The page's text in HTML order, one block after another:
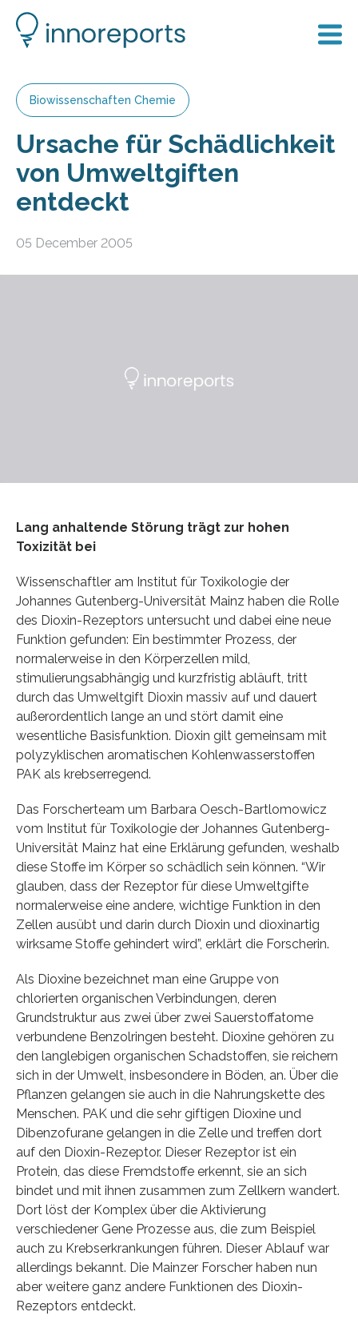
Biowissenschaften Chemie
Ursache für Schädlichkeit
von Umweltgiften
entdeckt
05 December 2005
Lang anhaltende Störung trägt zur hohen
Toxizität bei
Wissenschaftler am Institut für Toxikologie der
Johannes Gutenberg-Universität Mainz haben die Rolle
des Dioxin-Rezeptors untersucht und dabei eine neue
Funktion gefunden: Ein bestimmter Prozess, der
normalerweise in den Körperzellen mild,
stimulierungsabhängig und kurzfristig abläuft, tritt
durch das Umweltgift Dioxin massiv auf und dauert
außerordentlich lange an und stört damit eine
wesentliche Basisfunktion. Dioxin gilt gemeinsam mit
polyzyklischen aromatischen Kohlenwasserstoffen
PAK als krebserregend.
Das Forscherteam um Barbara Oesch-Bartlomowicz
vom Institut für Toxikologie der Johannes Gutenberg-
Universität Mainz hat eine Erklärung gefunden, weshalb
diese Stoffe im Körper so schädlich sein können. “Wir
glauben, dass der Rezeptor für diese Umweltgifte
normalerweise eine andere, wichtige Funktion in den
Zellen ausübt und darin durch Dioxin und dioxinartig
wirksame Stoffe gehindert wird”, erklärt die Forscherin.
Als Dioxine bezeichnet man eine Gruppe von
chlorierten organischen Verbindungen, deren
Grundstruktur aus zwei über zwei Sauerstoffatome
verbundene Benzolringen besteht. Dioxine gehören zu
den langlebigen organischen Schadstoffen, sie reichern
sich in der Umwelt, insbesondere in Böden, an. Über die
Pflanzen gelangen sie auch in die Nahrungskette des
Menschen. PAK und die sehr giftigen Dioxine und
Dibenzofurane gelangen in die Zelle und treffen dort
auf den Dioxin-Rezeptor. Dieser Rezeptor ist ein
Protein, das diese Fremdstoffe erkennt, sie an sich
bindet und mit ihnen zusammen zum Zellkern wandert.
Dort löst der Komplex über die Aktivierung
verschiedener Gene Prozesse aus, die zum Beispiel
auch zu Krebserkrankungen führen. Dieser Ablauf war
allerdings bekannt. Die Mainzer Forscher haben nun
aber weitere ganz andere Funktionen des Dioxin-
Rezeptors entdeckt.